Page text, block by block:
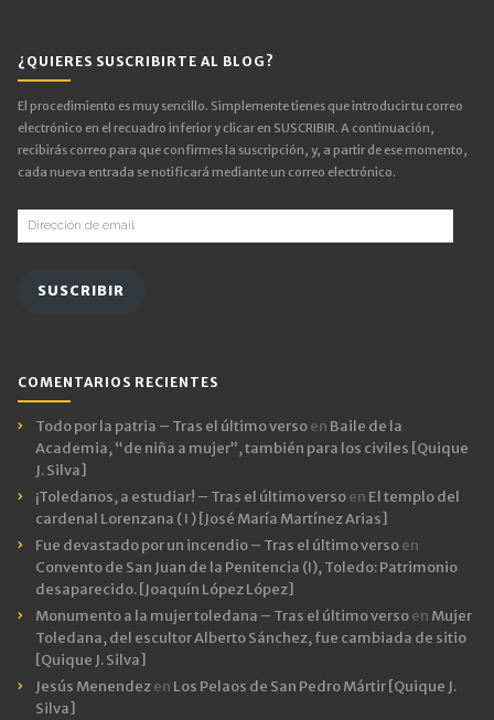
¿QUIERES SUSCRIBIRTE AL BLOG?
El procedimiento es muy sencillo. Simplemente tienes que introducir tu correo
electrónico en el recuadro inferior y clicar en SUSCRIBIR. A continuación,
recibirás correo para que confirmes la suscripción, y, a partir de ese momento,
cada nueva entrada se notificará mediante un correo electrónico.
Dirección
de
SUSCRIBIR
COMENTARIOS RECIENTES
Todo por la patria – Tras el último versoen Baile de la
Academia, “de niña a mujer”, también para los civiles [Quique
J. Silva]
¡Toledanos, a estudiar! – Tras el último versoen El templo del
cardenal Lorenzana ( I ) [José María Martínez Arias]
Fue devastado por un incendio – Tras el último versoen
Convento de San Juan de la Penitencia (I), Toledo: Patrimonio
desaparecido. [Joaquín López López]
Monumento a la mujer toledana – Tras el último versoen Mujer
Toledana, del escultor Alberto Sánchez, fue cambiada de sitio
[Quique J. Silva]
Jesús Menendezen Los Pelaos de San Pedro Mártir [Quique J.
Silva]